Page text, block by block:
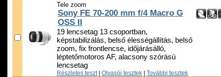
Tele zoom
Sony FE 70-200 mm f/4 Macro G
OSS II
19 lencsetag 13 csoportban,
képstabilizálás, belső élességállítás, belső
zoom, fix frontlencse, időjárásálló,
léptetőmotoros AF, alacsony szórású
lencsetag
Részletes teszt Olvasói tesztek További tesztek